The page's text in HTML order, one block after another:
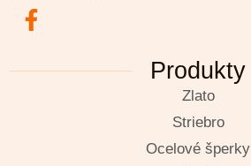
Produkty
Zlato
Striebro
Ocelové šperky